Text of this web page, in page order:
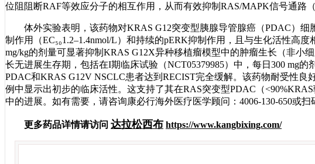
位阻阻断RAF等效应分子的相互作用，从而有效抑制RAS/MAPK信号通路（
体外实验表明，该药物对KRAS G12突变型胰腺导管腺癌（PDAC）细
制作用（EC₅₀1.2–1.4nmol/L）和持续的pERK抑制作用，且与生化活性高
mg/kg的剂量可显著抑制KRAS G12X异种移植瘤模型中的肿瘤生长（非小
长无进展生存期，包括在I期临床试验（NCT05379985）中，每日300 mg
PDAC和KRAS G12V NSCLC患者达到RECIST完全缓解。该药物耐受性
例中显示出初步的临床活性。这支持了其在RAS突变型PDAC（
中的进展。如有需要，请咨询康必行海外医疗医学顾问：4006-130-650或
更多药品详情请访问 达拉松西布 https://www.kangbixing.com/